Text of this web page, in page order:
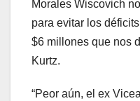
Morales Wiscovich
para evitar los
$6 millones que nos
Kurtz.
“Peor aún, el ex